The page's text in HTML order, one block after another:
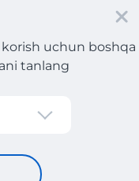
uchun boshqa
tanlang
tanlash mumkin?